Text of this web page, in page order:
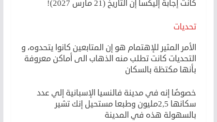
كانت إجابة إليكسا إن التاريخ (21 مارس 2027)!
تحديات
الأمر المثير للإهتمام هو إن المتابعين كانوا يتحدوه، و
التحديات كانت تطلب منه الذهاب الى أماكن معروفة
بأنها مكتظة بالسكان
خصوصًا إنه في مدينة فالنسيا الإسبانية إلي عدد
سكانها 2,5مليون وطبعا مستحيل إنك تشير
بالسهولة هذه في المدينة